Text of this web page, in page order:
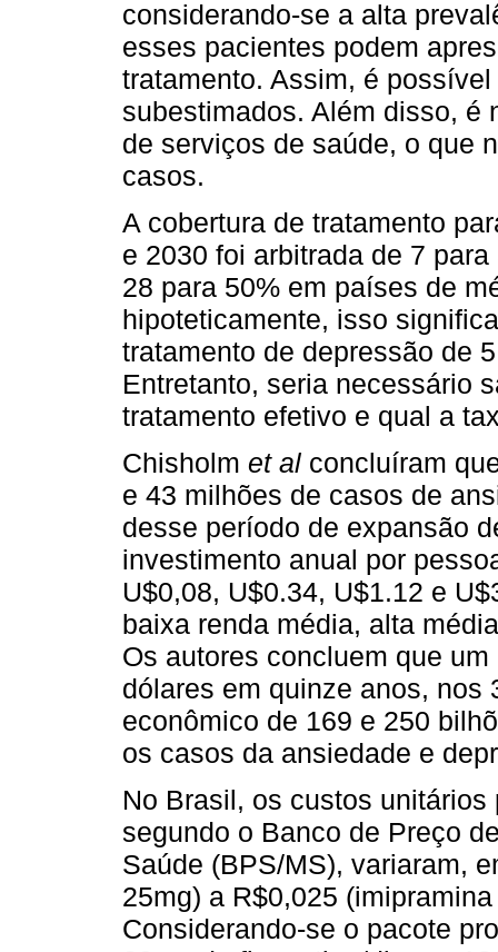
considerando-se a alta
esses pacientes podem
tratamento. Assim, é
subestimados. Além disso, é
de serviços de saúde, o que
casos.
A cobertura de tratamento
e 2030 foi arbitrada de 7
28 para 50% em países de
hipoteticamente, isso
tratamento de depressão de
Entretanto, seria necessário
tratamento efetivo e qual a
Chisholm et al concluíram
e 43 milhões de casos de
desse período de expansão
investimento anual por
U$0,08, U$0.34, U$1.12 e
baixa renda média, alta
Os autores concluem que
dólares em quinze anos, nos
econômico de 169 e 250
os casos da ansiedade e
No Brasil, os custos
segundo o Banco de Preço
Saúde (BPS/MS), variaram,
25mg) a R$0,025
Considerando-se o pacote